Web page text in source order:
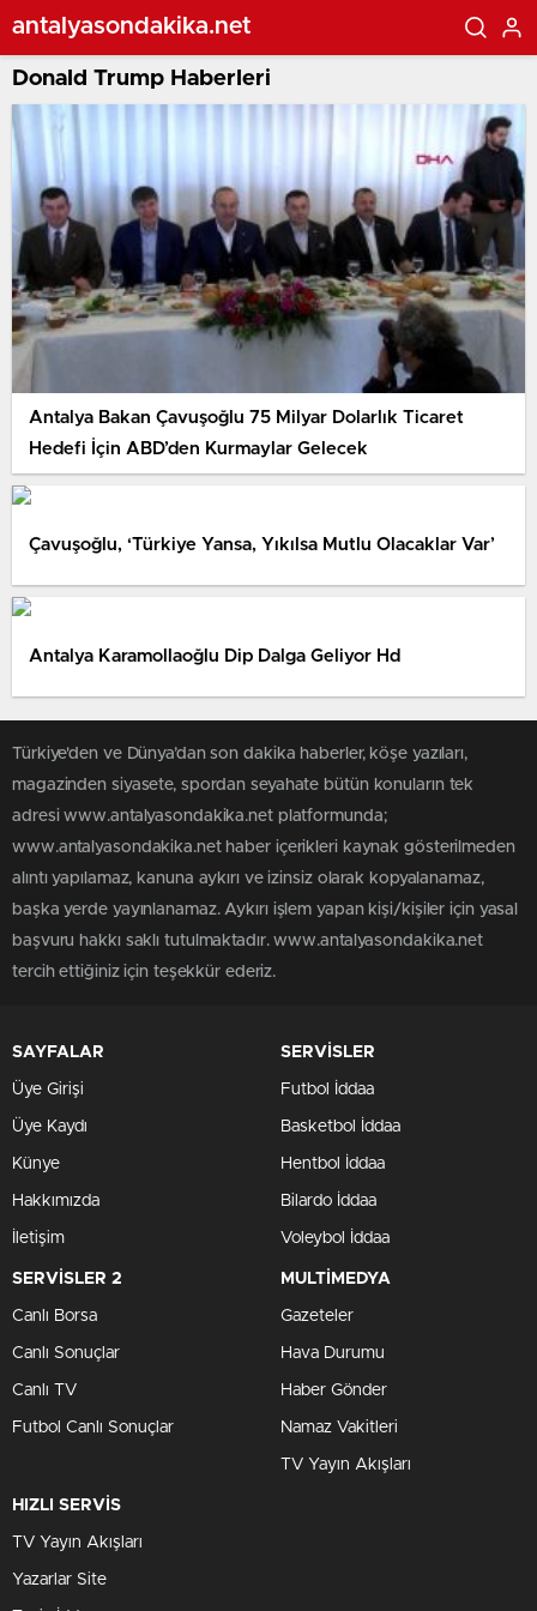
antalyasondakika.net
Donald Trump Haberleri
Antalya Bakan Çavuşoğlu 75 Milyar Dolarlık Ticaret
Hedefi İçin ABD’den Kurmaylar Gelecek
Çavuşoğlu, ‘Türkiye Yansa, Yıkılsa Mutlu Olacaklar Var’
Antalya Karamollaoğlu Dip Dalga Geliyor Hd
Türkiye'den ve Dünya’dan son dakika haberler, köşe yazıları,
magazinden siyasete, spordan seyahate bütün konuların tek
adresi www.antalyasondakika.net platformunda;
www.antalyasondakika.net haber içerikleri kaynak gösterilmeden
alıntı yapılamaz, kanuna aykırı ve izinsiz olarak kopyalanamaz,
başka yerde yayınlanamaz. Aykırı işlem yapan kişi/kişiler için yasal
başvuru hakkı saklı tutulmaktadır. www.antalyasondakika.net
tercih ettiğiniz için teşekkür ederiz.
SAYFALAR
Üye Girişi
Üye Kaydı
Künye
Hakkımızda
İletişim
SERVİSLER
Futbol İddaa
Basketbol İddaa
Hentbol İddaa
Bilardo İddaa
Voleybol İddaa
SERVİSLER 2
Canlı Borsa
Canlı Sonuçlar
Canlı TV
Futbol Canlı Sonuçlar
MULTİMEDYA
Gazeteler
Hava Durumu
Haber Gönder
Namaz Vakitleri
TV Yayın Akışları
HIZLI SERVİS
TV Yayın Akışları
Yazarlar Site